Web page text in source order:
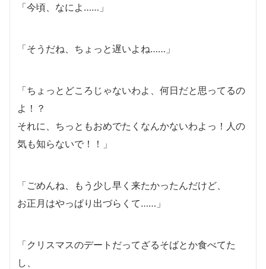
「今頃、なによ……」
「そうだね、ちょっと遅いよね……」
「ちょっとどころじゃないわよ、何日だと思ってるの
よ！？
それに、ちっともおめでたくなんかないわよっ！人の
気も知らないで！！」
「ごめんね、もう少し早く来たかったんだけど、
お正月はやっぱり出づらくて……」
「クリスマスのデートだってざるそばとか食べてた
し、